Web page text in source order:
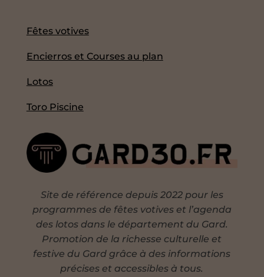
Fêtes votives
Encierros et Courses au plan
Lotos
Toro Piscine
Site de référence depuis 2022 pour les
programmes de fêtes votives et l’agenda
des lotos dans le département du Gard.
Promotion de la richesse culturelle et
festive du Gard grâce à des informations
précises et accessibles à tous.